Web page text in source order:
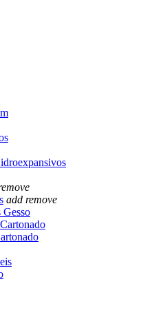
add remove
Gesso